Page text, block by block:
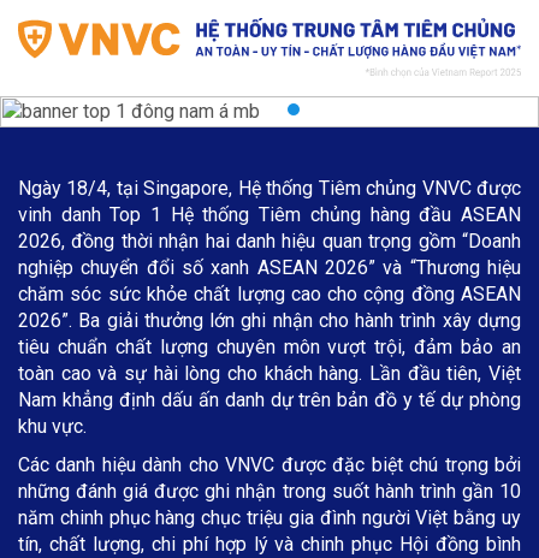
Ngày 18/4, tại Singapore, Hệ thống Tiêm chủng VNVC được
vinh danh Top 1 Hệ thống Tiêm chủng hàng đầu ASEAN
2026, đồng thời nhận hai danh hiệu quan trọng gồm “Doanh
nghiệp chuyển đổi số xanh ASEAN 2026” và “Thương hiệu
chăm sóc sức khỏe chất lượng cao cho cộng đồng ASEAN
2026”. Ba giải thưởng lớn ghi nhận cho hành trình xây dựng
tiêu chuẩn chất lượng chuyên môn vượt trội, đảm bảo an
toàn cao và sự hài lòng cho khách hàng. Lần đầu tiên, Việt
Nam khẳng định dấu ấn danh dự trên bản đồ y tế dự phòng
khu vực.
Các danh hiệu dành cho VNVC được đặc biệt chú trọng bởi
những đánh giá được ghi nhận trong suốt hành trình gần 10
năm chinh phục hàng chục triệu gia đình người Việt bằng uy
tín, chất lượng, chi phí hợp lý và chinh phục Hội đồng bình